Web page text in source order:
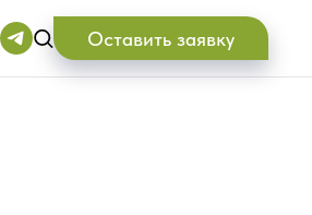
Оставить заявку